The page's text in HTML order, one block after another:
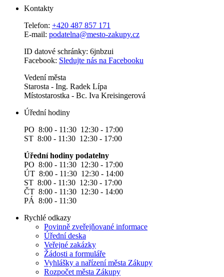
Kontakty
Telefon: +420 487 857 171
E-mail: podatelna@mesto-zakupy.cz
ID datové schránky: 6jnbzui
Facebook: Sledujte nás na Facebooku
Vedení města
Starosta - Ing. Radek Lípa
Místostarostka - Bc. Iva Kreisingerová
Úřední hodiny
PO 8:00 - 11:30 12:30 - 17:00
ST 8:00 - 11:30 12:30 - 17:00
Úřední hodiny podatelny
PO 8:00 - 11:30 12:30 - 17:00
ÚT 8:00 - 11:30 12:30 - 14:00
ST 8:00 - 11:30 12:30 - 17:00
ČT 8:00 - 11:30 12:30 - 14:00
PÁ 8:00 - 11:30
Rychlé odkazy
Povinně zveřejňované informace
Úřední deska
Veřejné zakázky
Žádosti a formuláře
Vyhlášky a nařízení města Zákupy
Rozpočet města Zákupy